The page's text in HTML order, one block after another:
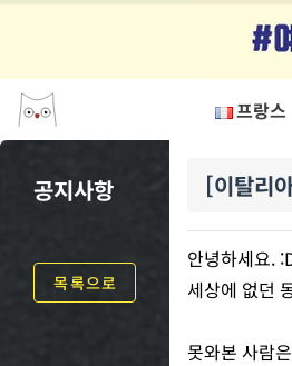
프랑스
[이탈리아 - 나폴리] 폼페이 투어 오픈
공지사항
목록으로
[이탈리
안녕하세요.
세상에 없던
못와본 사람